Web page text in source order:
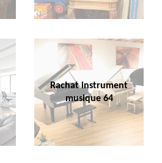
Rachat instrument
musique 64